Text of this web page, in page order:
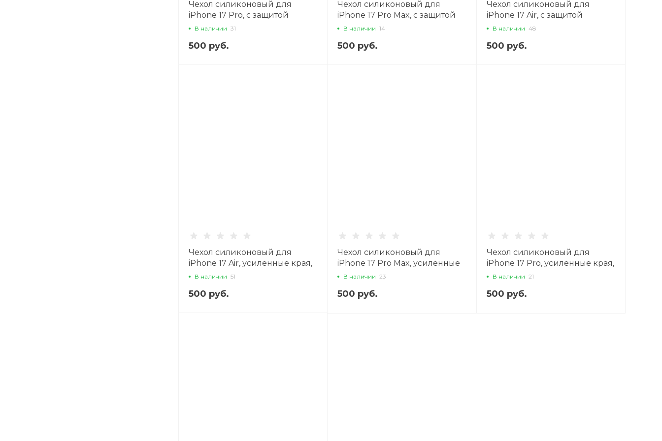
Чехол силиконовый для
iPhone 17 Pro, с защитой
камеры, X-CASE, прозрачный
В наличии 31
500 руб.
Чехол силиконовый для
iPhone 17 Pro Max, с защитой
камеры, X-CASE, прозрачный
В наличии 14
500 руб.
Чехол силиконовый для
iPhone 17 Air, с защитой
камеры, X-CASE, прозрачный
В наличии 48
500 руб.
Чехол силиконовый для
iPhone 17 Air, усиленные края,
с защитой камеры, X-CASE,
В наличии 51
500 руб.
Чехол силиконовый для
iPhone 17 Pro Max, усиленные
края, с защитой камеры, X-
В наличии 23
500 руб.
Чехол силиконовый для
iPhone 17 Pro, усиленные края,
с защитой камеры, X-CASE,
В наличии 21
500 руб.